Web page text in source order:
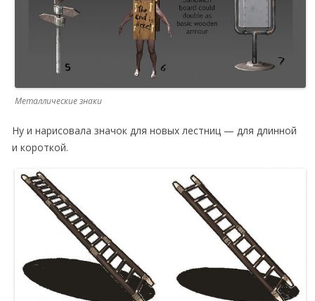
Металлические знаки
Ну и нарисовала значок для новых лестниц — для длинной
и короткой.